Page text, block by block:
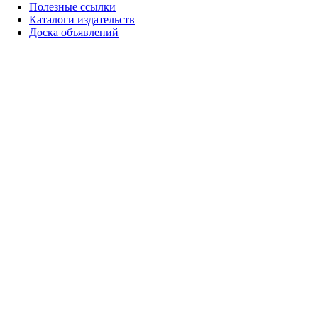
Полезные ссылки
Каталоги издательств
Доска объявлений